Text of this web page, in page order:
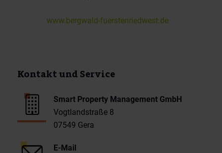
www.bergwald-fuerstenriedwest.de
Kontakt und Service
Smart Property Management GmbH
Vogtlandstraße 8
07549 Gera
E-Mail